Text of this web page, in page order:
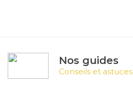
Nos guides
Conseils et astuces